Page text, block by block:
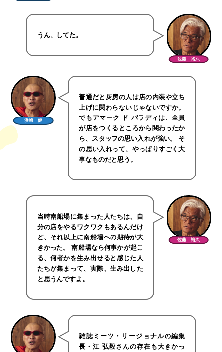
佐藤 裕久
うん、してた。
浜崎 健
普通だと厨房の人は店の内装や立ち
上げに関わらないじゃないですか。
でもアマーク ド パラディは、全員
が店をつくるところから関わったか
ら、スタッフの思い入れが強い。 そ
の思い入れって、やっぱりすごく大
事なものだと思う。
佐藤 裕久
当時南船場に集まった人たちは、自
分の店をやるワクワクもあるんだけ
ど、それ以上に南船場への期待が大
きかった。 南船場なら何事かが起こ
る、何者かを生み出せると感じた人
たちが集まって、実際、生み出した
と思うんですよ。
雑誌ミーツ・リージョナルの編集
長・江 弘毅さんの存在も大きかっ